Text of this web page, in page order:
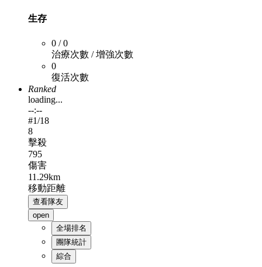
生存
0 / 0
治療次數 / 增強次數
0
復活次數
Ranked
loading...
--:--
#1/18
8
擊殺
795
傷害
11.29km
移動距離
查看隊友
open
全場排名
團隊統計
綜合